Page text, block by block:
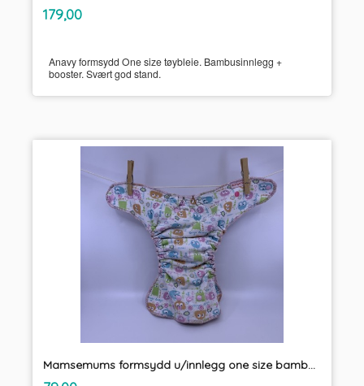
Pris
179,00mva.
Anavy formsydd One size tøybleie. Bambusinnlegg +
booster. Svært god stand.
Mamsemums formsydd u/innlegg one size bambus tøybleie